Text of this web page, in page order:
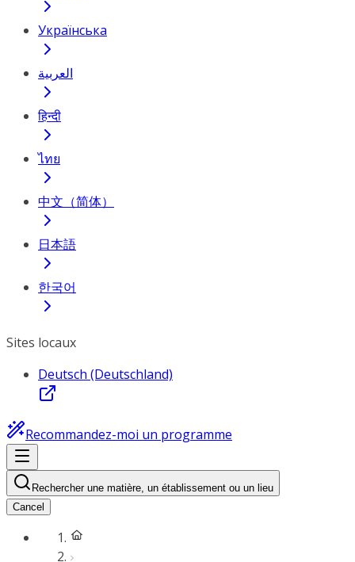
Українська
العربية
हिन्दी
ไทย
中文（简体）
日本語
한국어
Sites locaux
Deutsch (Deutschland)
Recommandez-moi un programme
Rechercher une matière, un établissement ou un lieu
Cancel